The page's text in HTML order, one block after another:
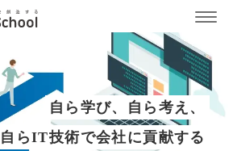
自ら学び、自ら考え、
自らIT技術で会社に貢献する